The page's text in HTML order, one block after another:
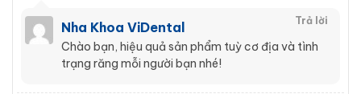
Nha Khoa ViDental Trả lời
Chào bạn, hiệu quả sản phẩm tuỳ cơ địa và tình
trạng răng mỗi người bạn nhé!